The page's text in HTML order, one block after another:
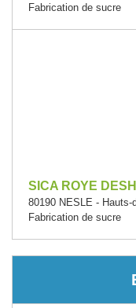
Fabrication de sucre
SICA ROYE
80190 NESLE - Hauts-
Fabrication de sucre